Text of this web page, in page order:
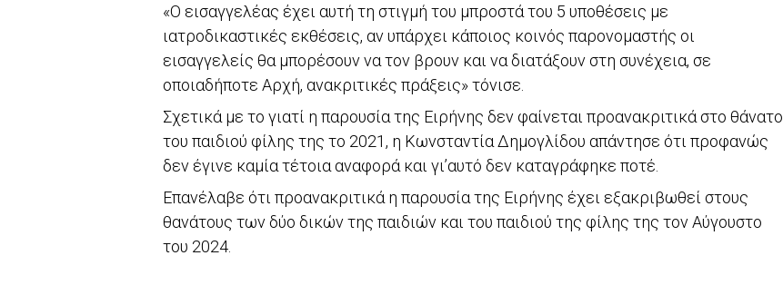
«Ο εισαγγελέας έχει αυτή τη στιγμή του μπροστά του 5 υποθέσεις με
ιατροδικαστικές εκθέσεις, αν υπάρχει κάποιος κοινός παρονομαστής οι
εισαγγελείς θα μπορέσουν να τον βρουν και να διατάξουν στη συνέχεια, σε
οποιαδήποτε Αρχή, ανακριτικές πράξεις» τόνισε.
Σχετικά με το γιατί η παρουσία της Ειρήνης δεν φαίνεται προανακριτικά στο θάνατο
του παιδιού φίλης της το 2021, η Κωνσταντία Δημογλίδου απάντησε ότι προφανώς
δεν έγινε καμία τέτοια αναφορά και γι’αυτό δεν καταγράφηκε ποτέ.
Επανέλαβε ότι προανακριτικά η παρουσία της Ειρήνης έχει εξακριβωθεί στους
θανάτους των δύο δικών της παιδιών και του παιδιού της φίλης της τον Αύγουστο
του 2024.